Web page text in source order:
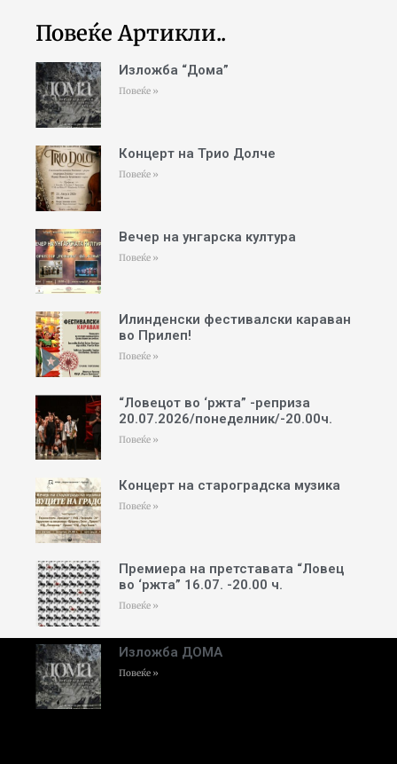
Повеќе Артикли..
Изложба “Дома”
Повеќе »
Концерт на Трио Долче
Повеќе »
Вечер на унгарска култура
Повеќе »
Илинденски фестивалски караван
во Прилеп!
Повеќе »
“Ловецот во ‘ржта” -реприза
20.07.2026/понеделник/-20.00ч.
Повеќе »
Концерт на староградска музика
Повеќе »
Премиера на претставата “Ловец
во ‘ржта” 16.07. -20.00 ч.
Повеќе »
Изложба ДОМА
Повеќе »